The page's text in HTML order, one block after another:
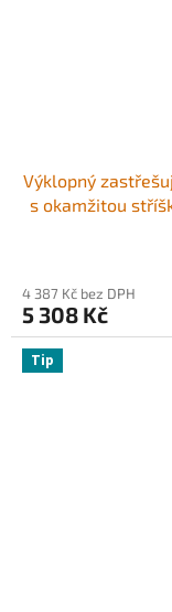
Výklopný
s okamžitou
pro akce,
4 387 Kč bez DPH
5 308 Kč
Tip